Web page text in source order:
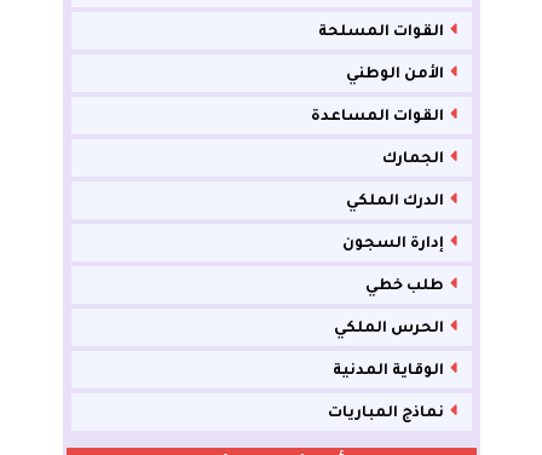
القوات المسلحة
الأمن الوطني
القوات المساعدة
الجمارك
الدرك الملكي
إدارة السجون
طلب خطي
الحرس الملكي
الوقاية المدنية
نماذج المباريات